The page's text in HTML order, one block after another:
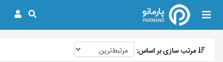
مرتب سازی بر اساس: